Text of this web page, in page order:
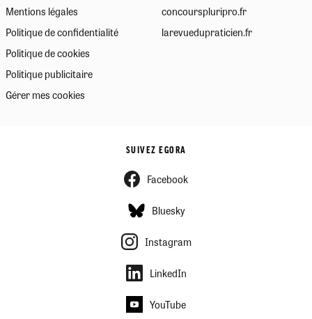
Mentions légales
Politique de confidentialité
Politique de cookies
Politique publicitaire
Gérer mes cookies
concourspluripro.fr
larevuedupraticien.fr
SUIVEZ EGORA
Facebook
Bluesky
Instagram
LinkedIn
YouTube